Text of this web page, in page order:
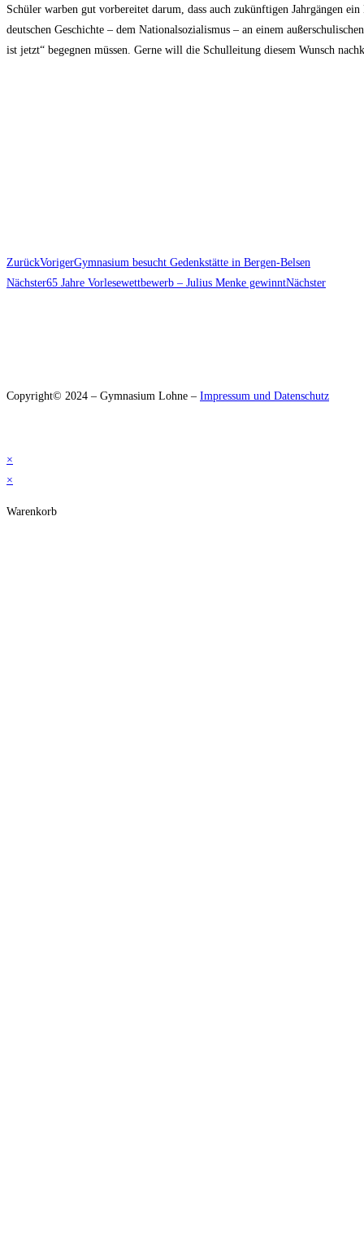
Schüler warben gut vorbereitet darum, dass auch zukünftigen Jahrgängen
deutschen Geschichte – dem Nationalsozialismus – an einem
ist jetzt“ begegnen müssen. Gerne will die Schulleitung diesem Wunsch
ZurückVorigerGymnasium besucht Gedenkstätte in Bergen-Belsen
Nächster65 Jahre Vorlesewettbewerb – Julius Menke gewinntNächster
Copyright© 2024 – Gymnasium Lohne – Impressum und Datenschutz
×
×
Warenkorb